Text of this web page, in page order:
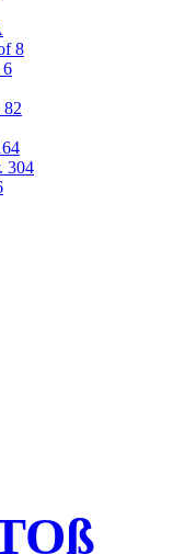
8
6
82
304